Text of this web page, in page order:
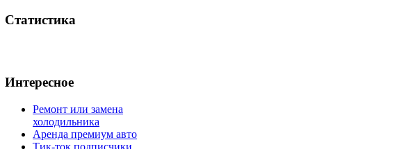
Статистика
Интересное
Ремонт или замена
холодильника
Аренда премиум авто